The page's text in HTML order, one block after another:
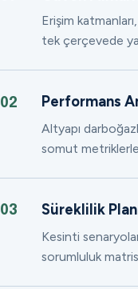
Erişim
tek çerçevede
02 Performans
Altyapı
somut
03 Süreklilik
Kesinti
sorumluluk